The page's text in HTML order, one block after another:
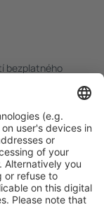
bezplatného
přihlášené
hotelů,